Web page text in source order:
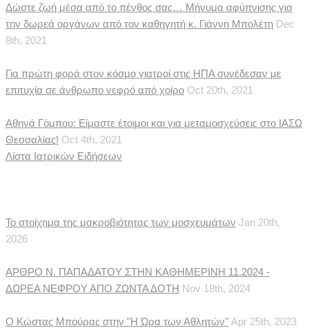
Δώστε ζωή μέσα από το πένθος σας… Μήνυμα αφύπνισης για
την δωρεά οργάνων από τον καθηγητή κ. Γιάννη Μπολέτη Dec
8th, 2021
Για πρώτη φορά στον κόσμο γιατροί στις ΗΠΑ συνέδεσαν με
επιτυχία σε άνθρωπο νεφρό από χοίρο Oct 20th, 2021
Αθηνά Γόμπου: Είμαστε έτοιμοι και για μεταμοσχεύσεις στο ΙΑΣΩ
Θεσσαλίας! Oct 4th, 2021
Λίστα Ιατρικών Ειδήσεων
Το στοίχημα της μακροβιότητας των μοσχευμάτων Jan 20th,
2026
ΑΡΘΡΟ Ν. ΠΑΠΑΔΑΤΟΥ ΣΤΗΝ ΚΑΘΗΜΕΡΙΝΗ 11.2024 -
ΔΩΡΕΑ ΝΕΦΡΟΥ ΑΠΟ ΖΩΝΤΑ ΔΟΤΗ Nov 18th, 2024
Ο Κώστας Μπούρας στην "Η Ώρα των Αθλητών" Apr 25th, 2023